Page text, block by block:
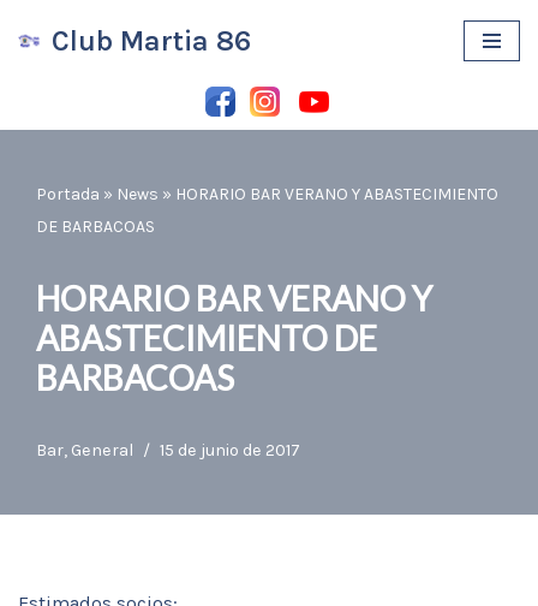
contenido
Club Martia 86
Portada » News » HORARIO BAR VERANO Y ABASTECIMIENTO
DE BARBACOAS
HORARIO BAR VERANO Y
ABASTECIMIENTO DE
BARBACOAS
Bar, General 15 de junio de 2017